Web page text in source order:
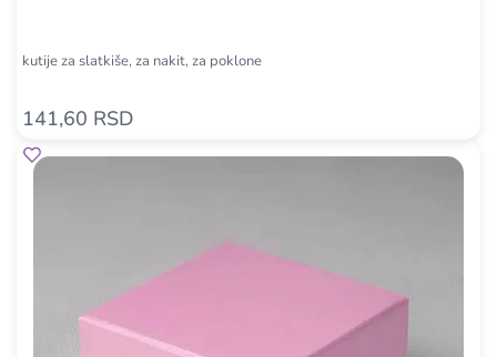
kutije za slatkiše, za nakit, za poklone
141,60 RSD